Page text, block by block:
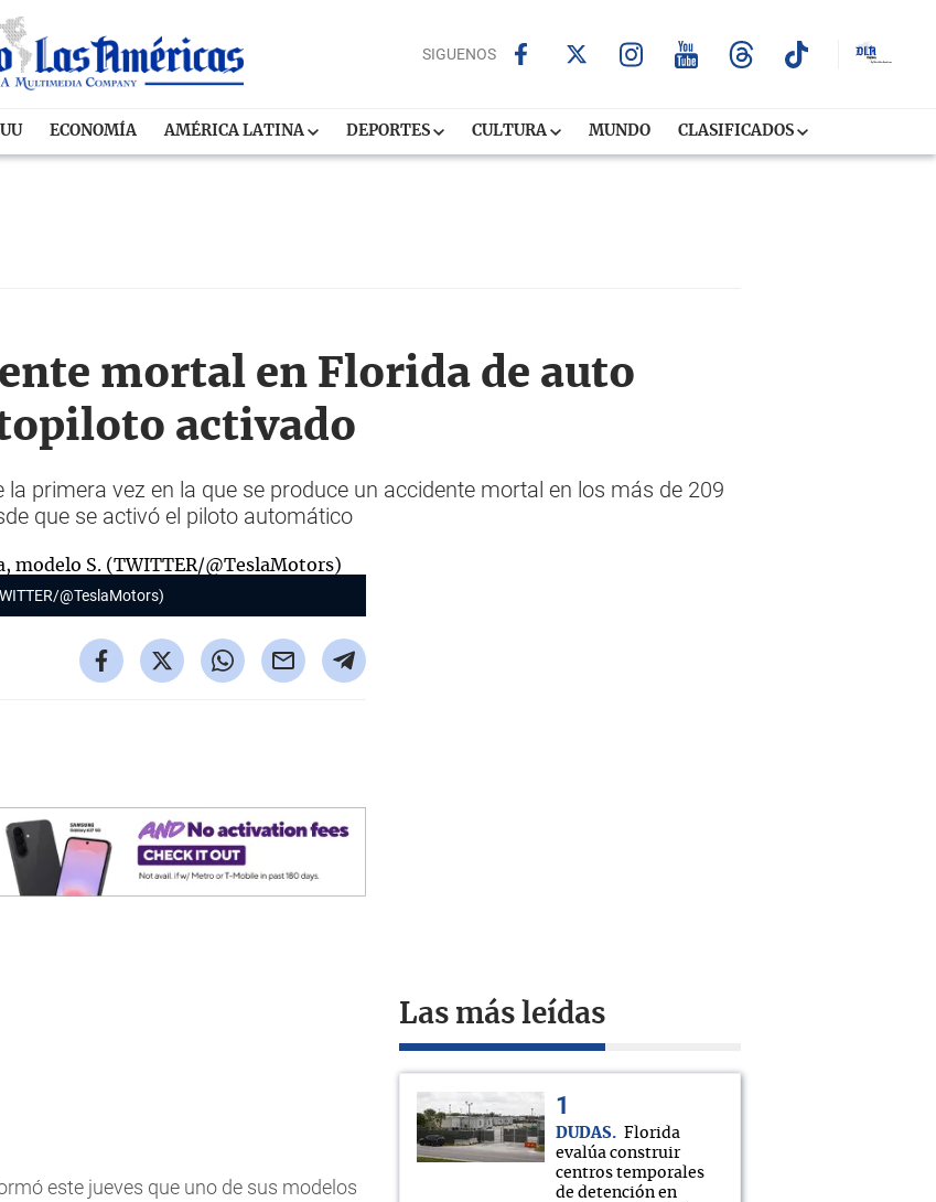
SIGUENOS
ECONOMÍA AMÉRICA LATINA DEPORTES CULTURA MUNDO CLASIFICADOS
mortal en Florida de auto
activado
primera vez en la que se produce un accidente mortal en los más de 209
que se activó el piloto automático
@TeslaMotors)
este jueves que uno de sus modelos
Las más leídas
DUDAS
Florida
evalúa construir
centros temporales
de detención en